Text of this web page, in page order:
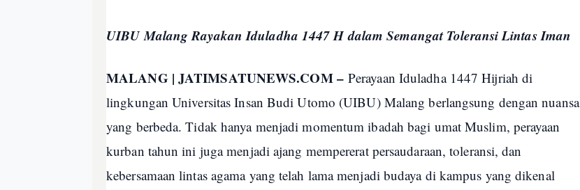
UIBU Malang Rayakan Iduladha 1447 H dalam Semangat Toleransi Lintas Iman
MALANG | JATIMSATUNEWS.COM – Perayaan Iduladha 1447 Hijriah di
lingkungan Universitas Insan Budi Utomo (UIBU) Malang berlangsung dengan nuansa
yang berbeda. Tidak hanya menjadi momentum ibadah bagi umat Muslim, perayaan
kurban tahun ini juga menjadi ajang mempererat persaudaraan, toleransi, dan
kebersamaan lintas agama yang telah lama menjadi budaya di kampus yang dikenal